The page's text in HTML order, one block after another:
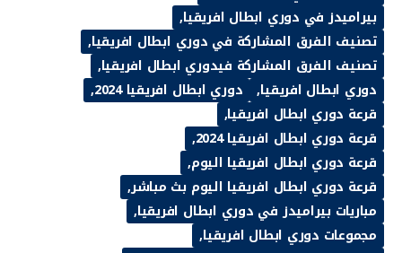
بيراميدز في دوري ابطال افريقيا
تصنيف الفرق المشاركة في دوري ابطال افريقيا
تصنيف الفرق المشاركة فيدوري ابطال افريقيا
دوري ابطال افريقيا
دوري ابطال افريقيا 2024
قرعة دوري ابطال افريقيا
قرعة دوري ابطال افريقيا 2024
قرعة دوري ابطال افريقيا اليوم
قرعة دوري ابطال افريقيا اليوم بث مباشر
مباريات بيراميدز في دوري ابطال افريقيا
مجموعات دوري ابطال افريقيا